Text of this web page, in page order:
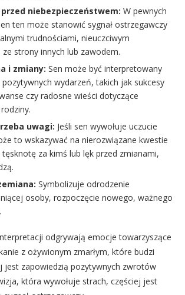
niebezpieczeństwem: W pewnych
ten może stanowić sygnał ostrzegawczy
trudnościami, nieuczciwym
strony innych lub zawodem.
i zmiany: Sen może być interpretowany
wydarzeń, takich jak sukcesy
czy radosne wieści dotyczące
uwagi: Jeśli sen wywołuje uczucie
to wskazywać na nierozwiązane kwestie
za kimś lub lęk przed zmianami,
Symbolizuje odrodzenie
osoby, rozpoczęcie nowego, ważnego
odgrywają emocje towarzyszące
z ożywionym zmarłym, które budzi
jest zapowiedzią pozytywnych zwrotów
która wywołuje strach, częściej jest